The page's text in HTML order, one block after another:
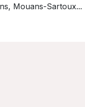
Mouans-Sartoux...